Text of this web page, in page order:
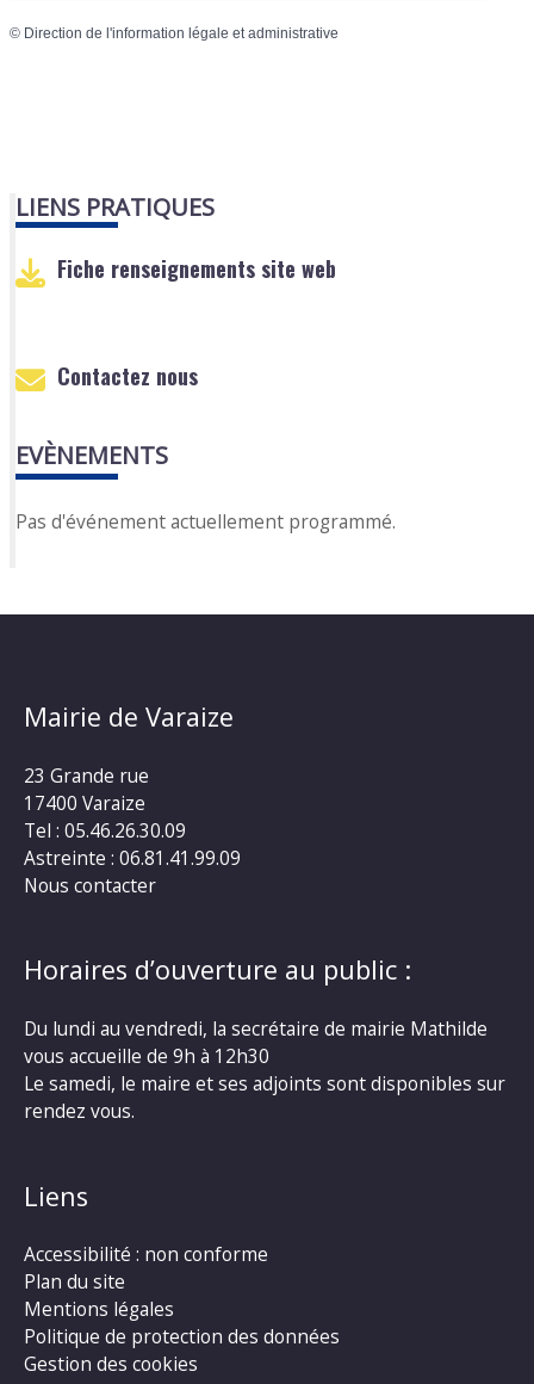
© Direction de l'information légale et administrative
LIENS PRATIQUES
Fiche renseignements site web
Contactez nous
EVÈNEMENTS
Pas d'événement actuellement programmé.
Mairie de Varaize
23 Grande rue
17400 Varaize
Tel : 05.46.26.30.09
Astreinte : 06.81.41.99.09
Nous contacter
Horaires d’ouverture au public :
Du lundi au vendredi, la secrétaire de mairie Mathilde
vous accueille de 9h à 12h30
Le samedi, le maire et ses adjoints sont disponibles sur
rendez vous.
Liens
Accessibilité : non conforme
Plan du site
Mentions légales
Politique de protection des données
Gestion des cookies